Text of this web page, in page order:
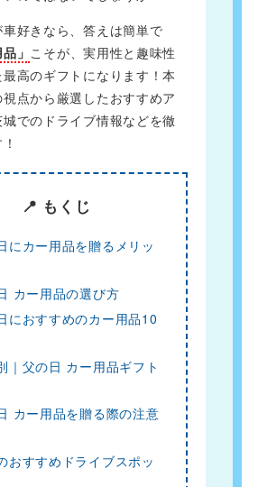
車好きなら、答えは簡単で
」 こそが、実用性と趣味性
高のギフトになります！本
点から厳選したおすすめア
でのドライブ情報などを徹
📍 もくじ
にカー用品を贈るメリッ
カー用品の選び方
におすすめのカー用品10
｜父の日 カー用品ギフト
カー用品を贈る際の注意
おすすめドライブスポッ